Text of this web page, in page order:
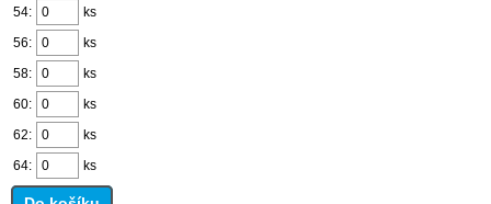
54:
ks
56:
ks
58:
ks
60:
ks
62:
ks
64:
ks